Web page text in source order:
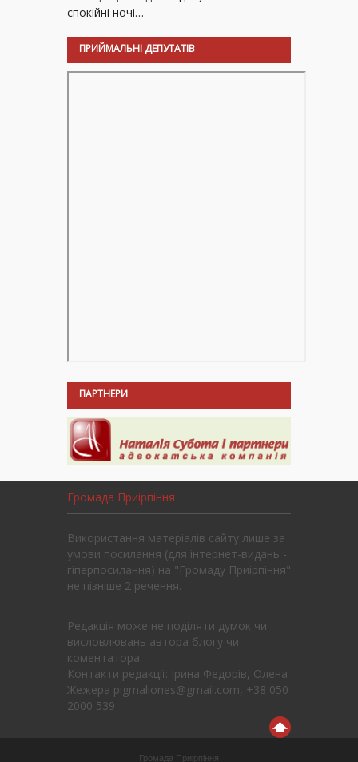
спокійні ночі…
ПРИЙМАЛЬНІ ДЕПУТАТІВ
ПАРТНЕРИ
Громада Приірпіння
Використання матеріалів сайту лише за
умови посилання (для інтернет-видань -
гіперпосилання) на "Громаду Приірпіння"
не пізніше 2 речення.
Редакція може не поділяти думок чи
висловлювань автора блогу чи
коментатора.
Контакти редакції: Ірина Федорів, Олена
Жежера pigmaliones@gmail.com, +38 050
2000 539
Громада Приірпіння